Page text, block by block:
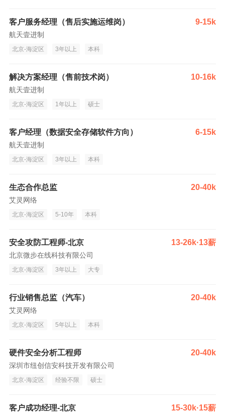
客户服务经理（售后实施运维岗） 9-15k
航天壹进制
北京-海淀区 3年以上 本科
解决方案经理（售前技术岗） 10-16k
航天壹进制
北京-海淀区 1年以上 硕士
客户经理（数据安全存储软件方向） 6-15k
航天壹进制
北京-海淀区 3年以上 本科
生态合作总监 20-40k
艾灵网络
北京-海淀区 5-10年 本科
安全攻防工程师-北京 13-26k·13薪
北京微步在线科技有限公司
北京-海淀区 3年以上 大专
行业销售总监（汽车） 20-40k
艾灵网络
北京-海淀区 5年以上 本科
硬件安全分析工程师 20-40k
深圳市纽创信安科技开发有限公司
北京-海淀区 经验不限 硕士
客户成功经理-北京 15-30k·15薪